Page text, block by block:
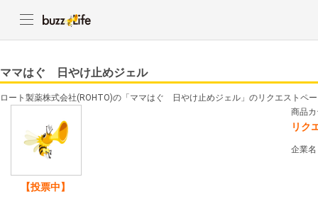
ママはぐ 日やけ止めジェル
ロート製薬株式会社(ROHTO)の「ママはぐ 日やけ止めジェル」のリクエストペ
【投票中】
商品
リク
企業